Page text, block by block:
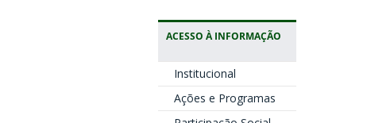
ACESSO À INFORMAÇÃO
Institucional
Ações e Programas